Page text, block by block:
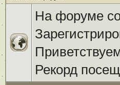
На форуме
Рекорд